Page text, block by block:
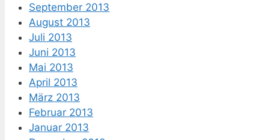
September 2013
August 2013
Juli 2013
Juni 2013
Mai 2013
April 2013
März 2013
Februar 2013
Januar 2013